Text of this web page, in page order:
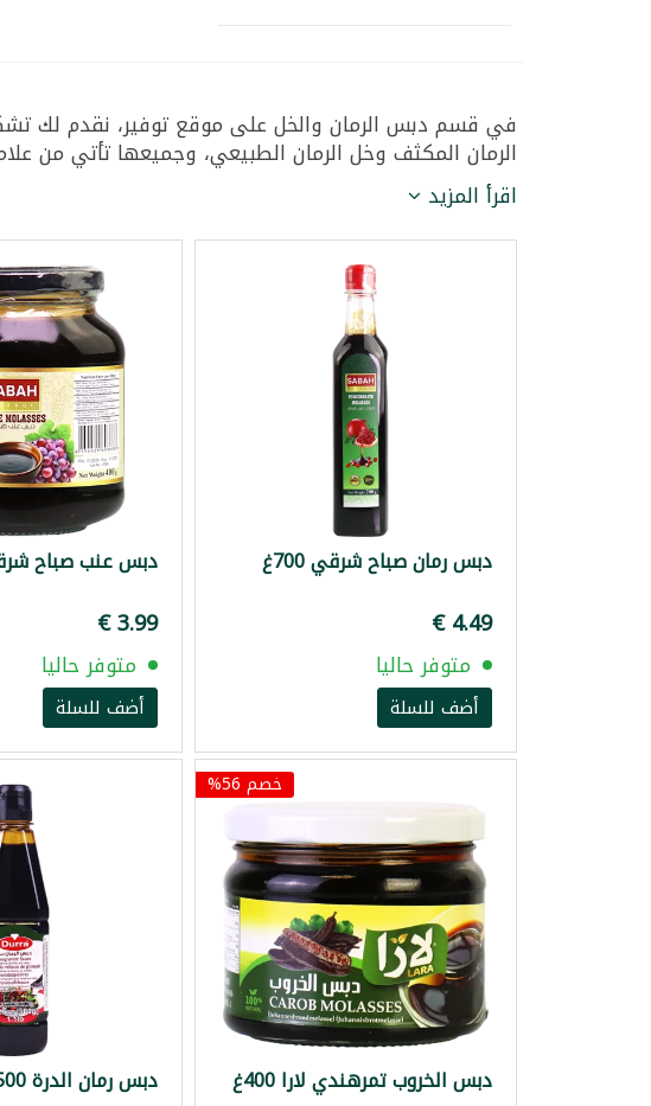
في قسم دبس الرمان والخل على موقع توفير، نقدم لك
الرمان المكثف وخل الرمان الطبيعي، وجميعها تأتي من
اقرأ المزيد
دبس رمان صباح شرقي 700غ
متوفر حاليا
أضف للسلة
دبس عنب صباح شرقي
‏3.99 €
متوفر حاليا
أضف للسلة
خصم 56%
دبس الخروب تمرهندي لارا 400غ دبس رمان الدرة 500غ